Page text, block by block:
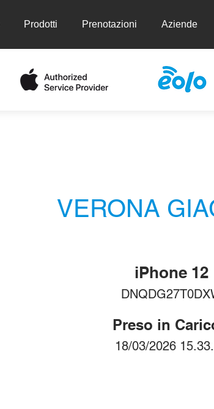
Prodotti Prenotazioni Aziende
Prodotti Prenotazioni Aziende
VERONA
Preso in
18/03/2026
iPhone 12